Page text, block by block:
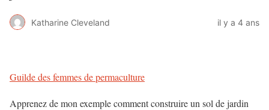
Katharine Cleveland il y a 4 ans
Guilde des femmes de permaculture
Apprenez de mon exemple comment construire un sol de jardin